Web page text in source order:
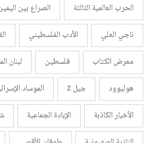
الحرب العالمية الثالثة
الصراع بين
ناجي العلي
الأدب الفلسطيني
معرض الكتاب
فلسطين لبنان
هوليوود
جيل z الموساد
الأخبار الكاذبة
الإبادة الجماعية